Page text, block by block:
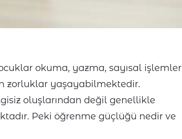
okuma, yazma, sayısal işlemler
zorluklar yaşayabilmektedir.
oluşlarından değil genellikle
Peki öğrenme güçlüğü nedir ve